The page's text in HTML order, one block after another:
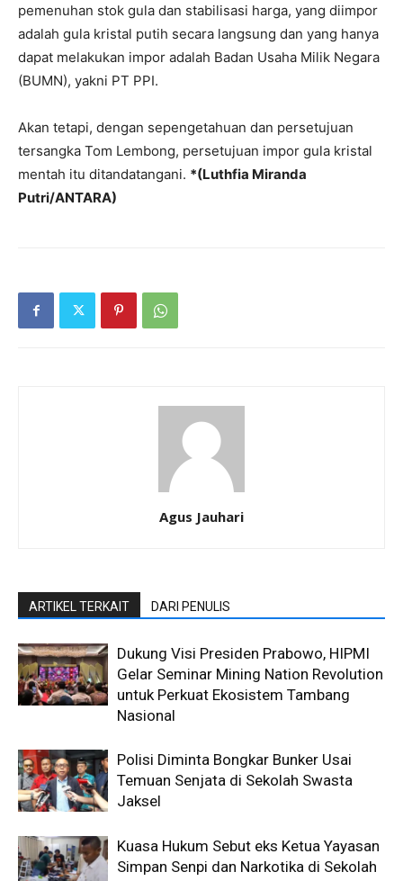
pemenuhan stok gula dan stabilisasi harga, yang diimpor
adalah gula kristal putih secara langsung dan yang hanya
dapat melakukan impor adalah Badan Usaha Milik Negara
(BUMN), yakni PT PPI.
Akan tetapi, dengan sepengetahuan dan persetujuan
tersangka Tom Lembong, persetujuan impor gula kristal
mentah itu ditandatangani. *(Luthfia Miranda
Putri/ANTARA)
Agus Jauhari
ARTIKEL TERKAIT DARI PENULIS
Dukung Visi Presiden Prabowo, HIPMI
Gelar Seminar Mining Nation Revolution
untuk Perkuat Ekosistem Tambang
Nasional
Polisi Diminta Bongkar Bunker Usai
Temuan Senjata di Sekolah Swasta
Jaksel
Kuasa Hukum Sebut eks Ketua Yayasan
Simpan Senpi dan Narkotika di Sekolah